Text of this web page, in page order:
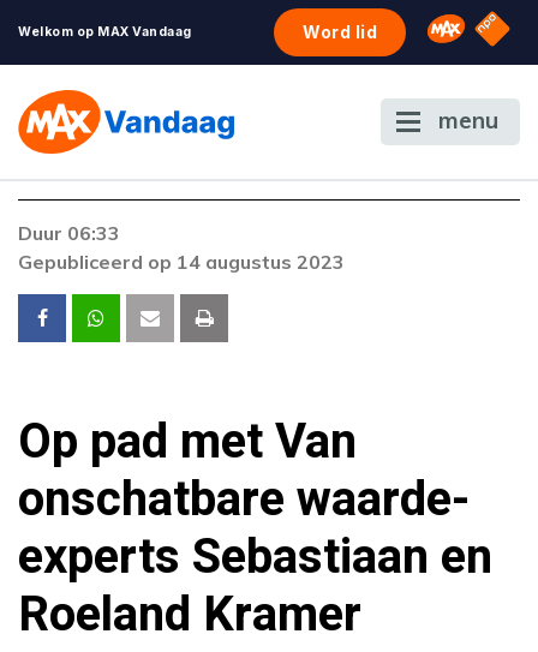
Welkom op MAX Vandaag Word lid Omroep
NPO
menu
Duur 06:33
Gepubliceerd op 14 augustus 2023
Op pad met Van
onschatbare waarde-
experts Sebastiaan en
Roeland Kramer